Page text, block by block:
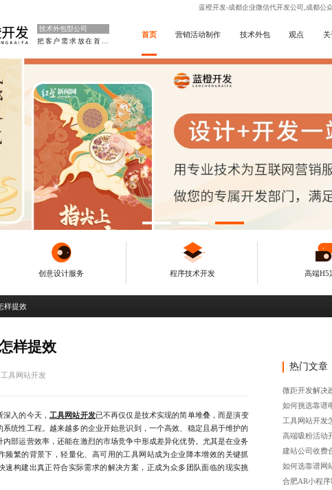
蓝橙开发-成都企业微信代开发公司,成都公
技术外包型公司
首页 营销活动制作 技术外包 观点
创意设计服务 程序技术开发 高端H5
样提效
样提效
工具网站开发
入的今天， 工具网站开发已不再仅仅是技术实现的简单堆叠，而是演变
系统性工程。越来越多的企业开始意识到，一个高效、稳定且易于维护的
内部运营效率，还能在激烈的市场竞争中形成差异化优势。尤其是在业务
频繁的背景下，轻量化、高可用的工具网站成为企业降本增效的关键抓
速构建出真正符合实际需求的解决方案，正成为众多团队面临的现实挑
热门文章
微距开发解决
如何挑选靠谱
工具网站开发
高端吸粉活动
建站公司收费
如何选靠谱网
合肥AR小程